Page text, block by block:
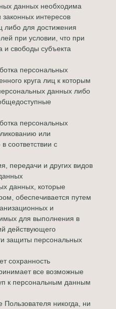
данных необходима
интересов
либо для достижения
при условии, что при
и свободы субъекта
персональных
круга лиц к которым
данных либо
персональных
или
соответствии с
передачи и других видов
данных, которые
обеспечивается путем
и
для выполнения в
действующего
защиты персональных
сохранность
все возможные
к персональным данным
никогда, ни